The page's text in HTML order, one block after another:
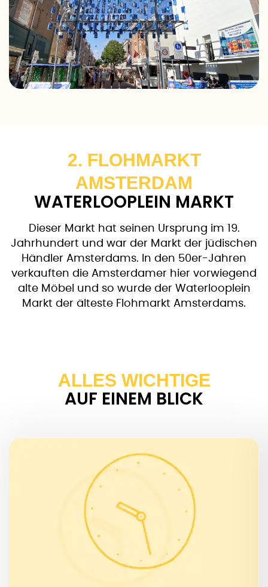
2. FLOHMARKT
AMSTERDAM
WATERLOOPLEIN MARKT
Dieser Markt hat seinen Ursprung im 19.
Jahrhundert und war der Markt der jüdischen
Händler Amsterdams. In den 50er-Jahren
verkauften die Amsterdamer hier vorwiegend
alte Möbel und so wurde der Waterlooplein
Markt der älteste Flohmarkt Amsterdams.
ALLES WICHTIGE
AUF EINEM BLICK
WANN